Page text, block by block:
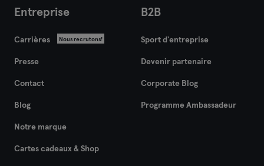
Entreprise
Carrières Nous recrutons!
Presse
Contact
Blog
Notre marque
Cartes cadeaux & Shop
B2B
Sport d'entreprise
Devenir partenaire
Corporate Blog
Programme Ambassadeur